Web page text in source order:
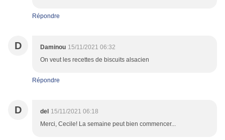
Répondre
D Daminou 15/11/2021 06:32
On veut les recettes de biscuits alsacien
Répondre
D del 15/11/2021 06:18
Merci, Cecile! La semaine peut bien commencer...